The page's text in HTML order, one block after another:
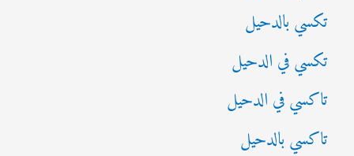
تكسي بالدحيل
تكسي في الدحيل
تاكسي في الدحيل
تاكسي بالدحيل